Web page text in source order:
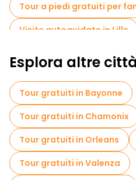
Tour a piedi gratuiti per
Visite autoguidate in Lille
Visita gratuita del centro
Tour gratuiti nelle
Tour gratuiti nelle vicinanze
Tour gratuiti nelle
Esplora altre
Tour gratuiti in Bayonne
Tour gratuiti in Chamonix
Tour gratuiti in Orleans
Tour gratuiti in Valenza